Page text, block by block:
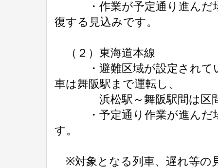
・作業が予定通り進んだ場
復する見込みです。
（２）東海道本線
・避難区域が設定されてい
車は舞阪駅まで運転し、
浜松駅～舞阪駅間は区間
・予定通り作業が進んだ場
す。
※対象となる列車、遅れ等の